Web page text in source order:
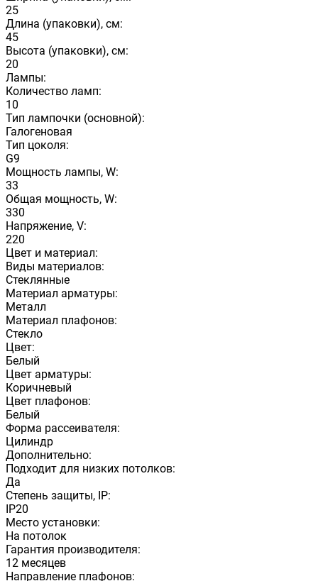
25
Длина (упаковки), см:
45
Высота (упаковки), см:
20
Лампы:
Количество ламп:
10
Тип лампочки (основной):
Галогеновая
Тип цоколя:
G9
Мощность лампы, W:
33
Общая мощность, W:
330
Напряжение, V:
220
Цвет и материал:
Виды материалов:
Стеклянные
Материал арматуры:
Металл
Материал плафонов:
Стекло
Цвет:
Белый
Цвет арматуры:
Коричневый
Цвет плафонов:
Белый
Форма рассеивателя:
Цилиндр
Дополнительно:
Подходит для низких потолков:
Да
Степень защиты, IP:
IP20
Место установки:
На потолок
Гарантия производителя:
12 месяцев
Направление плафонов: